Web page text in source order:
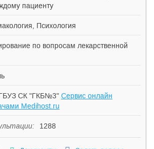
пациенту
Психология
по вопросам лекарственной
СК "ГКБ№3" Сервис онлайн
Medihost.ru
1288